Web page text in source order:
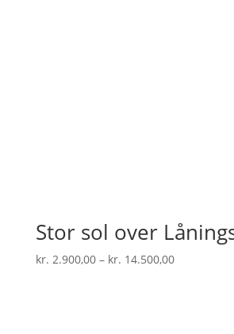
Stor sol over
kr. 2.900,00 – kr. 14.500,00Prisinterval: